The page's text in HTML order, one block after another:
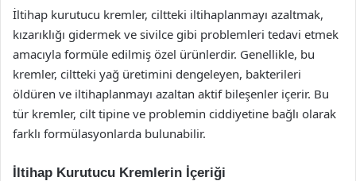
İltihap kurutucu kremler, ciltteki iltihaplanmayı azaltmak,
kızarıklığı gidermek ve sivilce gibi problemleri tedavi etmek
amacıyla formüle edilmiş özel ürünlerdir. Genellikle, bu
kremler, ciltteki yağ üretimini dengeleyen, bakterileri
öldüren ve iltihaplanmayı azaltan aktif bileşenler içerir. Bu
tür kremler, cilt tipine ve problemin ciddiyetine bağlı olarak
farklı formülasyonlarda bulunabilir.
İltihap Kurutucu Kremlerin İçeriği